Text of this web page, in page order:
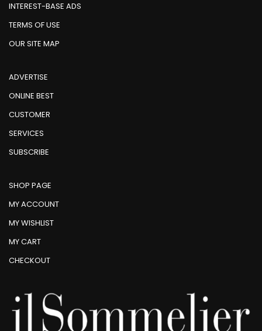
INTEREST-BASE ADS
TERMS OF USE
OUR SITE MAP
ADVERTISE
ONLINE BEST
CUSTOMER
SERVICES
SUBSCRIBE
SHOP PAGE
MY ACCOUNT
MY WISHLIST
MY CART
CHECKOUT